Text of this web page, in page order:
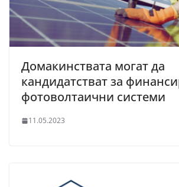
Домакинствата могат да
кандидатстват за
фотоволтаични системи
11.05.2023